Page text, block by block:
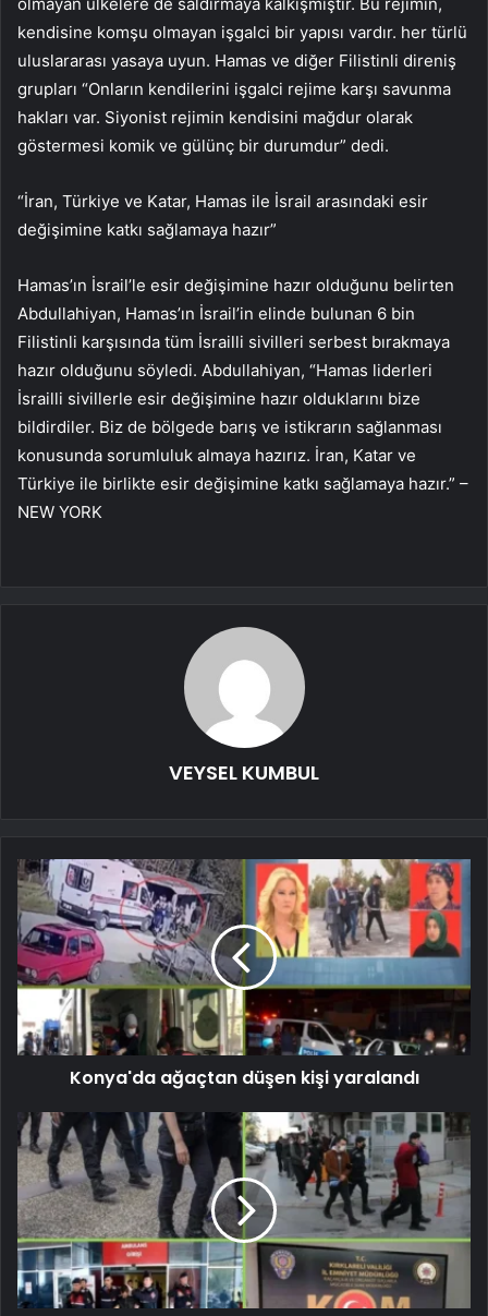
kendisine komşu olmayan işgalci bir yapısı vardır. her türlü
uluslararası yasaya uyun. Hamas ve diğer Filistinli direniş
grupları “Onların kendilerini işgalci rejime karşı savunma
hakları var. Siyonist rejimin kendisini mağdur olarak
göstermesi komik ve gülünç bir durumdur” dedi.
“İran, Türkiye ve Katar, Hamas ile İsrail arasındaki esir
değişimine katkı sağlamaya hazır”
Hamas’ın İsrail’le esir değişimine hazır olduğunu belirten
Abdullahiyan, Hamas’ın İsrail’in elinde bulunan 6 bin
Filistinli karşısında tüm İsrailli sivilleri serbest bırakmaya
hazır olduğunu söyledi. Abdullahiyan, “Hamas liderleri
İsrailli sivillerle esir değişimine hazır olduklarını bize
bildirdiler. Biz de bölgede barış ve istikrarın sağlanması
konusunda sorumluluk almaya hazırız. İran, Katar ve
Türkiye ile birlikte esir değişimine katkı sağlamaya hazır.” –
NEW YORK
VEYSEL KUMBUL
Konya'da ağaçtan düşen kişi yaralandı